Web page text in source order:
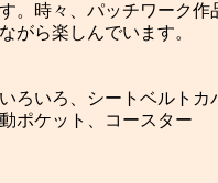
。時々、パッチワーク作
がら楽しんでいます。
ろいろ、シートベルトカ
ポケット、コースター